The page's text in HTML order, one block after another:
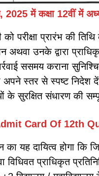
में कक्षा 12वीं में
परीक्षा प्रारंभ की
अथवा उनके द्वारा
ससमय कराना
अपने स्तर से स्पष्ट निदेश
के सुरक्षित संधारण की
Card Of 12th
यह दायित्व होगा कि
प्राधिकृत